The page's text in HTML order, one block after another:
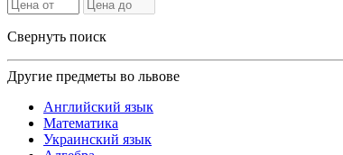
Свернуть поиск
Другие предметы во львове
Английский язык
Математика
Украинский язык